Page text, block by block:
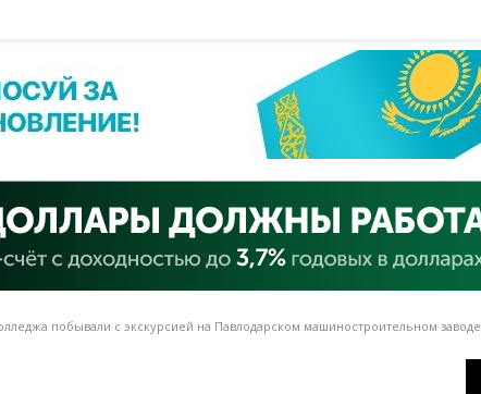
побывали с экскурсией на Павлодарском машиностроительном заводе